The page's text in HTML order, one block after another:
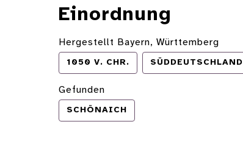
Einordnung
Hergestellt Bayern, Württemberg
1050 V. CHR. SÜDDEUTSCHLAND
Gefunden
SCHÖNAICH